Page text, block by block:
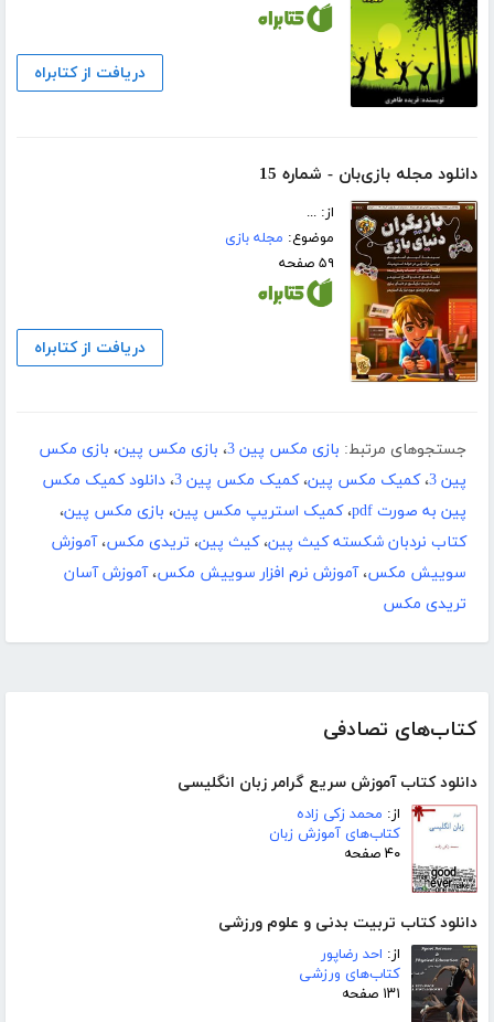
کتاب‌های تصادفی
دانلود کتاب آموزش سریع گرامر زبان انگلیسی
از: محمد زکی زاده
کتاب‌های آموزش زبان
۴۰ صفحه
دانلود کتاب تربیت بدنی و علوم ورزشی
از: احد رضاپور
کتاب‌های ورزشی
۱۳۱ صفحه
دریافت از کتابراه
دانلود مجله بازی‌بان - شماره 15
از: ...
موضوع: مجله بازی
۵۹ صفحه
دریافت از کتابراه
جستجوهای مرتبط: بازی مکس پین 3 ، بازی مکس پین، بازی مکس
پین 3 ،کمیک مکس پین،کمیک مکس پین 3 ، دانلود کمیک مکس
پین به صورت pdf
،کمیک استریپ مکس پین، بازی مکس پین،
کتاب نردبان شکسته کیث پین،کیث پین، تریدی مکس،آموزش
سوییش مکس،آموزش نرم افزار سوییش مکس،آموزش آسان
تریدی مکس